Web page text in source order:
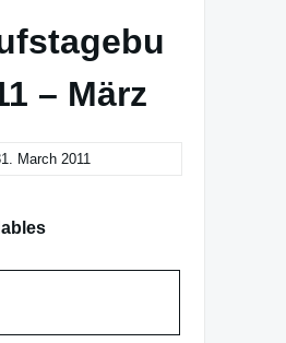
– März
March 2011